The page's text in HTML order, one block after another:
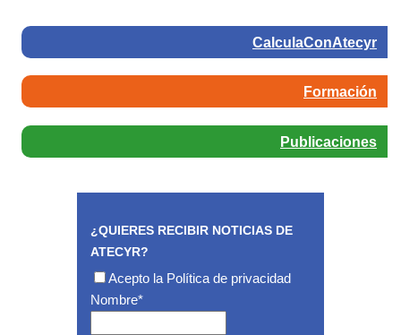
CalculaConAtecyr
Formación
Publicaciones
¿QUIERES RECIBIR NOTICIAS DE
ATECYR?
Acepto la Política de privacidad
Nombre*